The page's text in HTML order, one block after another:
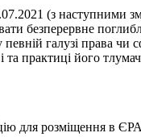
(з наступними
безперервне
галузі права чи
практиці його
для розміщення в